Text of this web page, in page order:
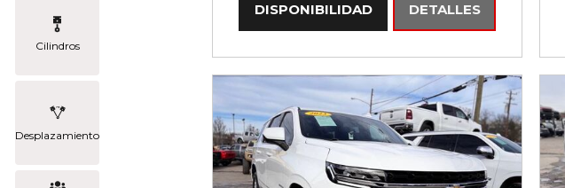
Cilindros
Desplazamiento
DISPONIBILIDAD DETALLES